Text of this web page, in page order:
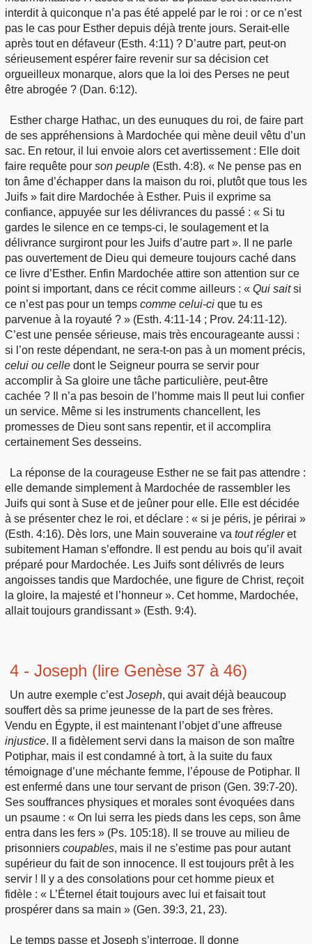
interdit à quiconque n’a pas été appelé par le roi : or ce n’est
pas le cas pour Esther depuis déjà trente jours. Serait-elle
après tout en défaveur (Esth. 4:11) ? D’autre part, peut-on
sérieusement espérer faire revenir sur sa décision cet
orgueilleux monarque, alors que la loi des Perses ne peut
être abrogée ? (Dan. 6:12).
Esther charge Hathac, un des eunuques du roi, de faire part
de ses appréhensions à Mardochée qui mène deuil vêtu d’un
sac. En retour, il lui envoie alors cet avertissement : Elle doit
faire requête pour son peuple (Esth. 4:8). « Ne pense pas en
ton âme d’échapper dans la maison du roi, plutôt que tous les
Juifs » fait dire Mardochée à Esther. Puis il exprime sa
confiance, appuyée sur les délivrances du passé : « Si tu
gardes le silence en ce temps-ci, le soulagement et la
délivrance surgiront pour les Juifs d’autre part ». Il ne parle
pas ouvertement de Dieu qui demeure toujours caché dans
ce livre d’Esther. Enfin Mardochée attire son attention sur ce
point si important, dans ce récit comme ailleurs : « Qui saitsi
ce n’est pas pour un temps comme celui-ci que tu es
parvenue à la royauté ? » (Esth. 4:11-14 ; Prov. 24:11-12).
C’est une pensée sérieuse, mais très encourageante aussi :
si l’on reste dépendant, ne sera-t-on pas à un moment précis,
celui ou celle dont le Seigneur pourra se servir pour
accomplir à Sa gloire une tâche particulière, peut-être
cachée ? Il n’a pas besoin de l’homme mais Il peut lui confier
un service. Même si les instruments chancellent, les
promesses de Dieu sont sans repentir, et il accomplira
certainement Ses desseins.
La réponse de la courageuse Esther ne se fait pas attendre :
elle demande simplement à Mardochée de rassembler les
Juifs qui sont à Suse et de jeûner pour elle. Elle est décidée
à se présenter chez le roi, et déclare : « si je péris, je périrai »
(Esth. 4:16). Dès lors, une Main souveraine va tout régleret
subitement Haman s’effondre. Il est pendu au bois qu’il avait
préparé pour Mardochée. Les Juifs sont délivrés de leurs
angoisses tandis que Mardochée, une figure de Christ, reçoit
la gloire, la majesté et l’honneur ». Cet homme, Mardochée,
allait toujours grandissant » (Esth. 9:4).
4 - Joseph (lire Genèse 37 à 46)
Un autre exemple c’estJoseph, qui avait déjà beaucoup
souffert dès sa prime jeunesse de la part de ses frères.
Vendu en Égypte, il est maintenant l’objet d’une affreuse
injustice. Il a fidèlement servi dans la maison de son maître
Potiphar, mais il est condamné à tort, à la suite du faux
témoignage d’une méchante femme, l’épouse de Potiphar. Il
est enfermé dans une tour servant de prison (Gen. 39:7-20).
Ses souffrances physiques et morales sont évoquées dans
un psaume : « On lui serra les pieds dans les ceps, son âme
entra dans les fers » (Ps. 105:18). Il se trouve au milieu de
prisonniers coupables, mais il ne s’estime pas pour autant
supérieur du fait de son innocence. Il est toujours prêt à les
servir ! Il y a des consolations pour cet homme pieux et
fidèle : « L’Éternel était toujours avec lui et faisait tout
prospérer dans sa main » (Gen. 39:3, 21, 23).
Le temps passe et Joseph s’interroge. Il donne